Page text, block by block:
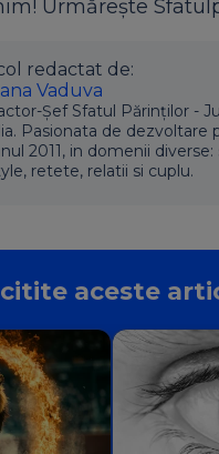
Urmărește
redactat de:
Vaduva
Șef Sfatul Părinților -
Pasionata de dezvoltare
2011, in domenii
retete, relatii si cuplu.
aceste